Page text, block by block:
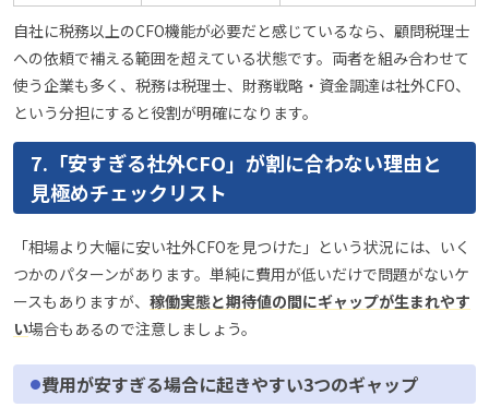
自社に税務以上のCFO機能が必要だと感じているなら、顧問税理士
への依頼で補える範囲を超えている状態です。両者を組み合わせて
使う企業も多く、税務は税理士、財務戦略・資金調達は社外CFO、
という分担にすると役割が明確になります。
7.「安すぎる社外CFO」が割に合わない理由と
見極めチェックリスト
「相場より大幅に安い社外CFOを見つけた」という状況には、いく
つかのパターンがあります。単純に費用が低いだけで問題がないケ
ースもありますが、 稼働実態と期待値の間にギャップが生まれやす
い場合もあるので注意しましょう。
費用が安すぎる場合に起きやすい3つのギャップ